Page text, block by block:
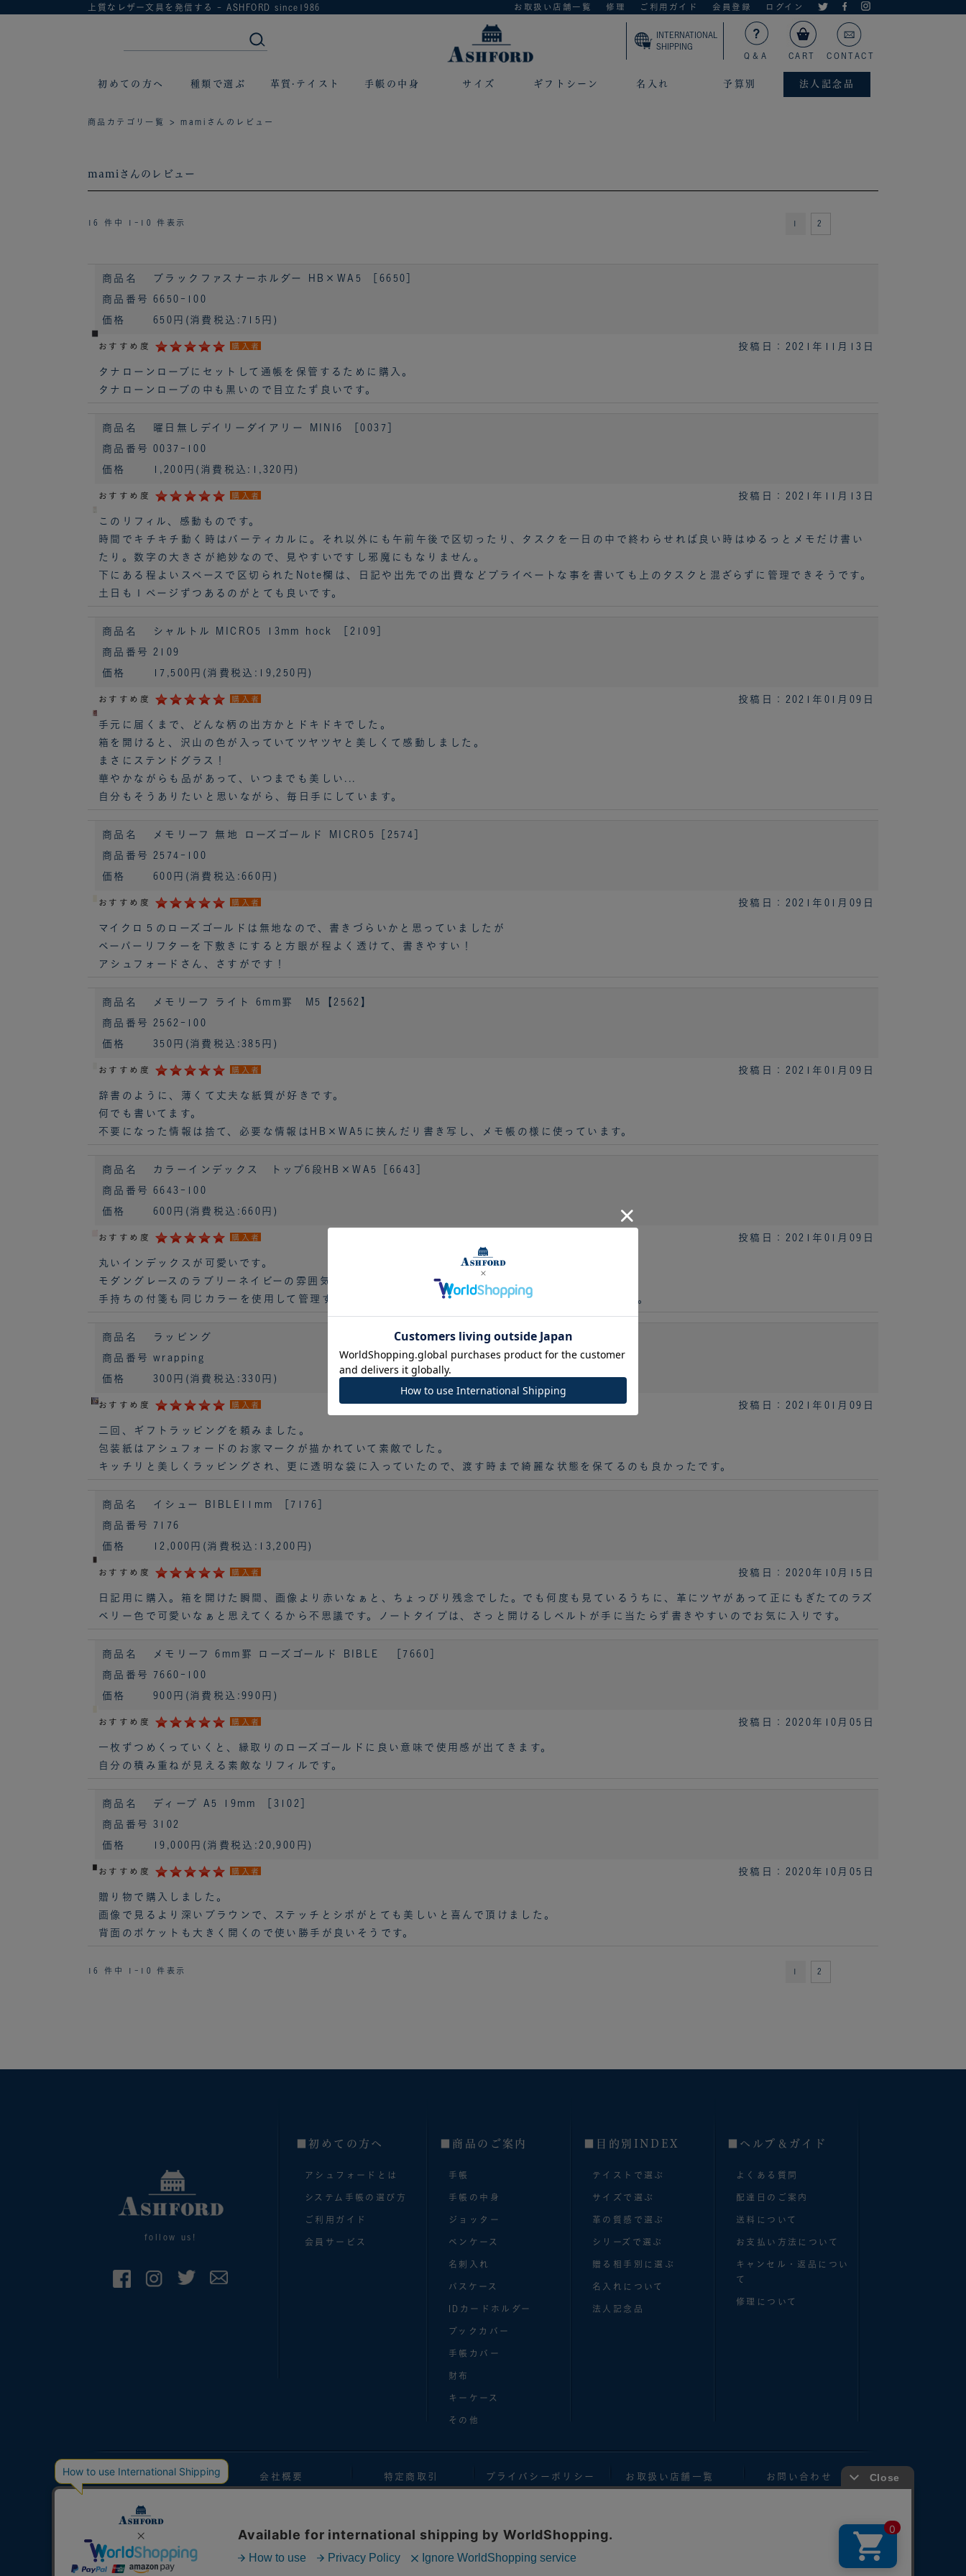
上質なレザー文具を発信する - ASHFORD since1986 お取扱い店舗一覧 修理 ご利用ガイド 会員登録 ログイン
INTERNATIONAL
SHIPPING
Q＆A
CART CONTACT
初めての方へ 種類で選ぶ 革質·テイスト 手帳の中身 サイズ ギフトシーン 名入れ 予算別 法人記念品
商品カテゴリ一覧 > mamiさんのレビュー
mamiさんのレビュー
16 件中 1-10 件表示 2
商品名 ブラックファスナーホルダー HB×WA5 ［6650］
商品番号 6650-100
価格 650円 (消費税込:715円)
投稿日：2021年11月13日
おすすめ度 購入者
タナローンローブにセットして通帳を保管するために購入。
タナローンローブの中も黒いので目立たず良いです。
商品名 曜日無しデイリーダイアリー MINI6 ［0037］
商品番号 0037-100
価格 1,200円 (消費税込:1,320円)
投稿日：2021年11月13日
おすすめ度 購入者
このリフィル、感動ものです。
時間でキチキチ動く時はバーティカルに。それ以外にも午前午後で区切ったり、タスクを一日の中で終わらせれば良い時はゆるっとメモだけ書い
たり。数字の大きさが絶妙なので、見やすいですし邪魔にもなりません。
下にある程よいスペースで区切られたNote欄は、日記や出先での出費などプライベートな事を書いても上のタスクと混ざらずに管理できそうです。
土日も１ページずつあるのがとても良いです。
商品名 シャルトル MICRO5 13mm hock ［2109］
商品番号 2109
価格 17,500円 (消費税込:19,250円)
投稿日：2021年01月09日
おすすめ度 購入者
手元に届くまで、どんな柄の出方かとドキドキでした。
箱を開けると、沢山の色が入っていてツヤツヤと美しくて感動しました。
まさにステンドグラス！
華やかながらも品があって、いつまでも美しい...
自分もそうありたいと思いながら、毎日手にしています。
商品名 メモリーフ 無地 ローズゴールド MICRO5［2574］
商品番号 2574-100
価格 600円 (消費税込:660円)
投稿日：2021年01月09日
おすすめ度 購入者
マイクロ５のローズゴールドは無地なので、書きづらいかと思っていましたが
ペーパーリフターを下敷きにすると方眼が程よく透けて、書きやすい！
アシュフォードさん、さすがです！
商品名 メモリーフ ライト 6mm罫 M5【2562】
商品番号 2562-100
価格 350円 (消費税込:385円)
投稿日：2021年01月09日
おすすめ度 購入者
辞書のように、薄くて丈夫な紙質が好きです。
何でも書いてます。
不要になった情報は捨て、必要な情報はHB×WA5に挟んだり書き写し、メモ帳の様に使っています。
商品名 カラーインデックス トップ6段HB×WA5［6643］
商品番号 6643-100
価格 600円 (消費税込:660円)
投稿日：2021年01月09日
おすすめ度 購入者
丸いインデックスが可愛いです。
モダングレースのラブリーネイビーの雰囲気にぴったりでした。
手持ちの付箋も同じカラーを使用して管理すると分かりやすいので、可愛いのに無難な色で助かります。
商品名 ラッピング
商品番号 wrapping
価格 300円 (消費税込:330円)
投稿日：2021年01月09日
おすすめ度 購入者
二回、ギフトラッピングを頼みました。
包装紙はアシュフォードのお家マークが描かれていて素敵でした。
キッチリと美しくラッピングされ、更に透明な袋に入っていたので、渡す時まで綺麗な状態を保てるのも良かったです。
商品名 イシュー BIBLE11mm ［7176］
商品番号 7176
価格 12,000円 (消費税込:13,200円)
投稿日：2020年10月15日
おすすめ度 購入者
日記用に購入。箱を開けた瞬間、画像より赤いなぁと、ちょっぴり残念でした。でも何度も見ているうちに、革にツヤがあって正にもぎたてのラズ
ベリー色で可愛いなぁと思えてくるから不思議です。ノートタイプは、さっと開けるしベルトが手に当たらず書きやすいのでお気に入りです。
商品名 メモリーフ 6mm罫 ローズゴールド BIBLE ［7660］
商品番号 7660-100
価格 900円 (消費税込:990円)
投稿日：2020年10月05日
おすすめ度 購入者
一枚ずつめくっていくと、縁取りのローズゴールドに良い意味で使用感が出てきます。
自分の積み重ねが見える素敵なリフィルです。
商品名 ディープ A5 19mm ［3102］
商品番号 3102
価格 19,000円 (消費税込:20,900円)
投稿日：2020年10月05日
おすすめ度 購入者
贈り物で購入しました。
画像で見るより深いブラウンで、ステッチとシボがとても美しいと喜んで頂けました。
背面のポケットも大きく開くので使い勝手が良いそうです。
16 件中 1-10 件表示 2
follow us!
■初めての方へ
アシュフォードとは
システム手帳の選び方
ご利用ガイド
会員サービス
■商品のご案内
手帳
手帳の中身
ジョッター
ペンケース
名刺入れ
パスケース
IDカードホルダー
ブックカバー
手帳カバー
財布
キーケース
その他
■目的別INDEX
テイストで選ぶ
サイズで選ぶ
革の質感で選ぶ
シリーズで選ぶ
贈る相手別に選ぶ
名入れについて
法人記念品
■へルプ＆ガイド
よくある質問
配達日のご案内
送料について
お支払い方法について
キャンセル・返品につい
て
修理について
手帳マガジン 会社概要 特定商取引 プライバシーポリシー お取扱い店舗一覧 お問い合わせ
当サイトの掲載内容、テキスト、画像などの無断複製、転載、第三者への譲渡等を行うことを固く禁じます。 権利者の許可なく複製、転用することは法律で禁止されています。
We strictly prohibits the unauthorized duplication and reproduction of the images and contents of this website, and their transfer to a third party.